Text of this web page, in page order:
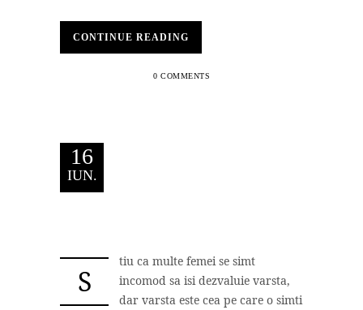
CONTINUE READING
0 COMMENTS
16
IUN.
S
tiu ca multe femei se simt
incomod sa isi dezvaluie varsta,
dar varsta este cea pe care o simti